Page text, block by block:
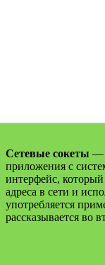
Сетевые сокеты —
приложения с
интерфейс, который
адреса в сети и
употребляется
рассказывается во